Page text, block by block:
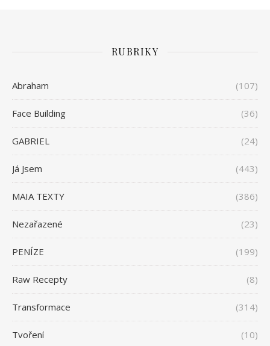
RUBRIKY
Abraham (107)
Face Building (36)
GABRIEL (24)
Já Jsem (443)
MAIA TEXTY (386)
Nezařazené (23)
PENÍZE (199)
Raw Recepty (8)
Transformace (314)
Tvoření (10)